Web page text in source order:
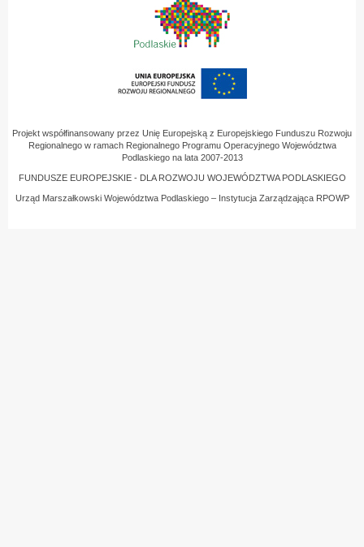
Projekt współfinansowany przez Unię Europejską z Europejskiego Funduszu Rozwoju
Regionalnego w ramach Regionalnego Programu Operacyjnego Województwa
Podlaskiego na lata 2007-2013
FUNDUSZE EUROPEJSKIE - DLA ROZWOJU WOJEWÓDZTWA PODLASKIEGO
Urząd Marszałkowski Województwa Podlaskiego – Instytucja Zarządzająca RPOWP